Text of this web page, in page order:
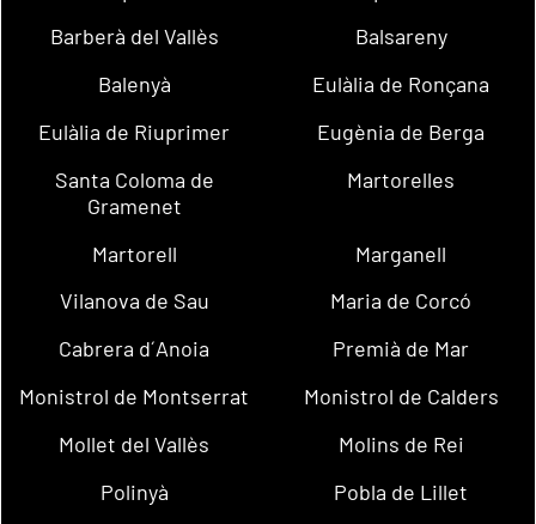
Barberà del Vallès
Balsareny
Balenyà
Eulàlia de Ronçana
Eulàlia de Riuprimer
Eugènia de Berga
Santa Coloma de
Gramenet
Martorelles
Martorell
Marganell
Vilanova de Sau
Maria de Corcó
Cabrera d´Anoia
Premià de Mar
Monistrol de Montserrat
Monistrol de Calders
Mollet del Vallès
Molins de Rei
Polinyà
Pobla de Lillet